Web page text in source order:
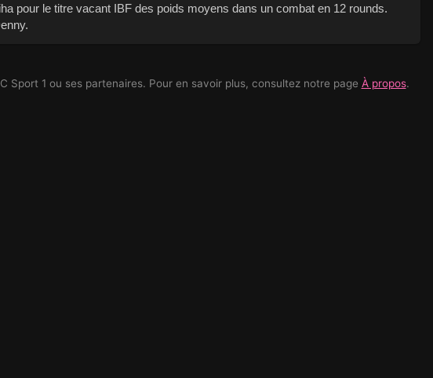
pour le titre vacant IBF des poids moyens dans un combat en 12 rounds.
1 ou ses partenaires. Pour en savoir plus, consultez notre page À propos.